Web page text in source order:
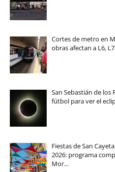
Cortes de metro en
obras afectan a L6,
San Sebastián de los
fútbol para ver el
Fiestas de San
2026: programa
Mor…